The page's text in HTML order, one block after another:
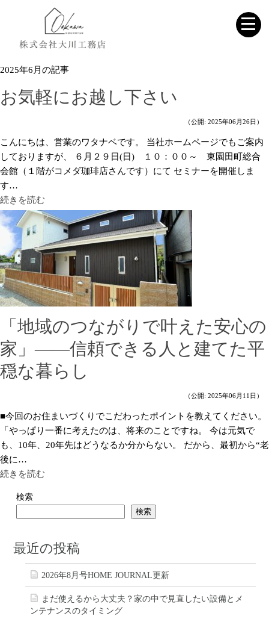
2025年6月の記事
お気軽にお越し下さい
（公開: 2025年06月26日）
こんにちは、営業のワタナベです。 当社ホームページでもご案内
しておりますが、 ６月２９日(日) １０：００～ 東園田町総合
会館（１階がコメダ珈琲店さんです）にて セミナーを開催しま
す…
続きを読む
「地域のつながりで叶えた安心の
家」——信頼できる人と建てた平
穏な暮らし
（公開: 2025年06月11日）
■今回のお住まいづくりでこだわったポイントを教えてください。
「やっぱり一番に考えたのは、将来のことですね。 今は元気で
も、10年、20年先はどうなるか分からない。 だから、最初から“老
後に…
続きを読む
検索
検索
最近の投稿
2026年8月号HOME JOURNAL更新
まだ使えるから大丈夫？家の中で見直したい設備とメ
ンテナンスのタイミング